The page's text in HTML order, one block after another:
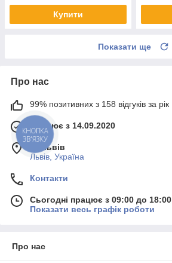
Купити
Показати ще
Про нас
99% позитивних з 158 відгуків за рік
Працює з 14.09.2020
м. Львів
Львів, Україна
Контакти
Сьогодні працює з 09:00 до 18:00
Показати весь графік роботи
Про нас
КНОПКА
ЗВ'ЯЗКУ